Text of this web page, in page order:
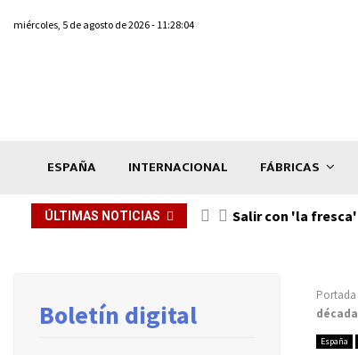
miércoles, 5 de agosto de 2026 - 11:28:04
ESPAÑA INTERNACIONAL FÁBRICAS
ÚLTIMAS NOTICIAS Salir con 'la fresca'
Portada
década
España
Boletín digital